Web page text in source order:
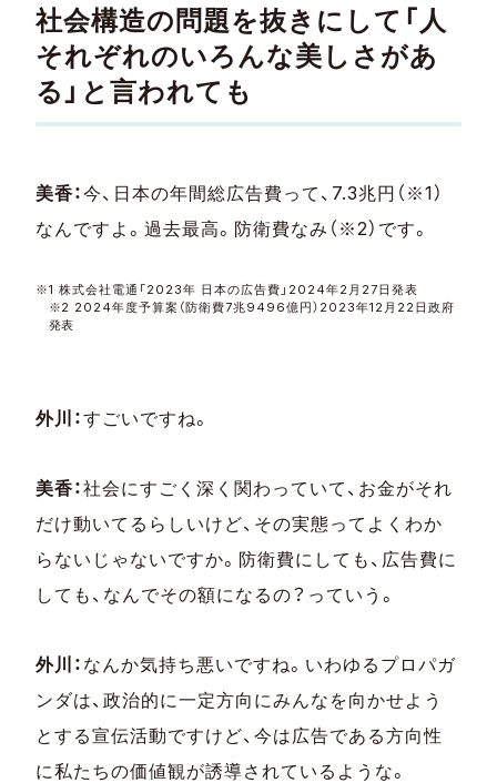
社会構造の問題を抜きにして「人
それぞれのいろんな美しさがあ
る」と言われても
美香：今、日本の年間総広告費って、7.3兆円（※1）
なんですよ。過去最高。防衛費なみ（※2）です。
※1 株式会社電通「2023年 日本の広告費」2024年2月27日発表
※2 2024年度予算案（防衛費7兆9496億円）2023年12月22日政府
発表
外川：すごいですね。
美香：社会にすごく深く関わっていて、お金がそれ
だけ動いてるらしいけど、その実態ってよくわか
らないじゃないですか。防衛費にしても、広告費に
しても、なんでその額になるの？っていう。
外川： なんか気持ち悪いですね。いわゆるプロパガ
ンダは、政治的に一定方向にみんなを向かせよう
とする宣伝活動ですけど、今は広告である方向性
に私たちの価値観が誘導されているような。